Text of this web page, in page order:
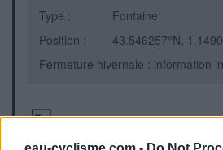
Type :
Fontaine
Position :
43.546257°N,
Fermeture hivernale : information
Informations